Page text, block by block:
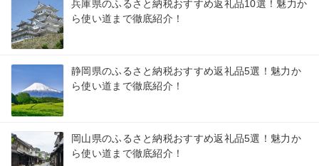
兵庫県のふるさと納税おすすめ返礼品10選！魅力か
ら使い道まで徹底紹介！
静岡県のふるさと納税おすすめ返礼品5選！魅力か
ら使い道まで徹底紹介！
岡山県のふるさと納税おすすめ返礼品5選！魅力か
ら使い道まで徹底紹介！